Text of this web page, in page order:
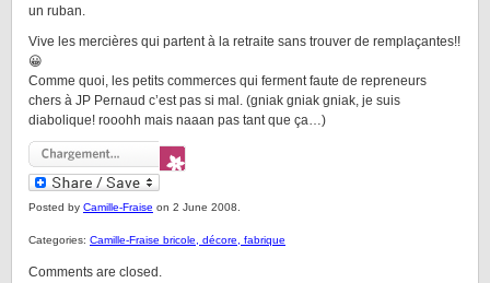
un ruban.
Vive les mercières qui partent à la retraite sans trouver de remplaçantes!!
😀
Comme quoi, les petits commerces qui ferment faute de repreneurs
chers à JP Pernaud c’est pas si mal. (gniak gniak gniak, je suis
diabolique! rooohh mais naaan pas tant que ça…)
Posted by Camille-Fraise on 2 June 2008.
Categories: Camille-Fraise bricole, décore, fabrique
Comments are closed.